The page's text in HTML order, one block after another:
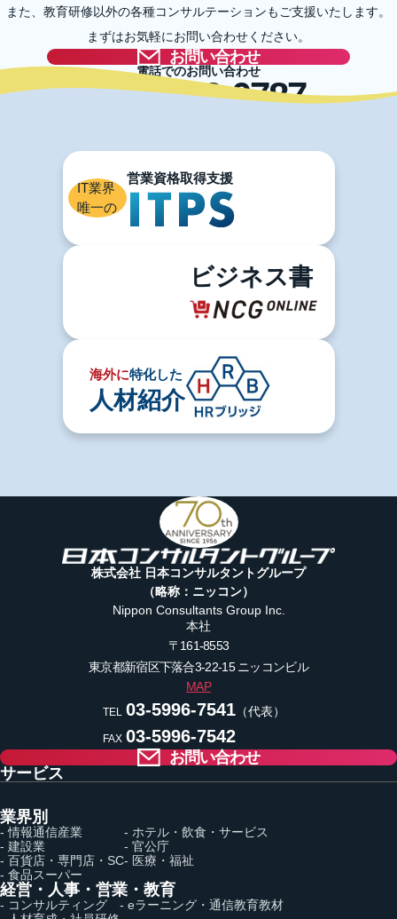
また、教育研修以外の各種コンサルテーションもご支援いたします。
まずはお気軽にお問い合わせください。
お問い合わせ
電話でのお問い合わせ
03-5996-0787
IT業界
唯一の
ビジネス書
海外に特化した
人材紹介
株式会社 日本コンサルタントグループ
（略称：ニッコン）
Nippon Consultants Group Inc.
本社
〒161-8553
東京都新宿区下落合3-22-15ニッコンビル
MAP
TEL 03-5996-7541（代表）
FAX 03-5996-7542
お問い合わせ
サービス
業界別
- 情報通信産業
- 建設業
- 百貨店・専門店・SC
- 食品スーパー
- ホテル・飲食・サービス
- 官公庁
- 医療・福祉
経営・人事・営業・教育
- コンサルティング
- eラーニング・通信教育教材